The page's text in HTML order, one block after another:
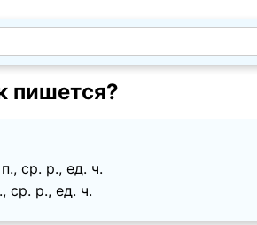
пишется?
ср. p., ед. ч.
ср. p., ед. ч.